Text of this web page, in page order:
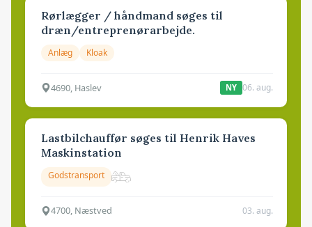
Rørlægger / håndmand søges til
dræn/entreprenørarbejde.
Anlæg Kloak
4690, Haslev NY 06. aug.
Lastbilchauffør søges til Henrik Haves
Maskinstation
Godstransport
4700, Næstved 03. aug.